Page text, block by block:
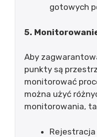
gotowych
5.
Aby
punkty są
monitorować
można użyć
monitorowania,